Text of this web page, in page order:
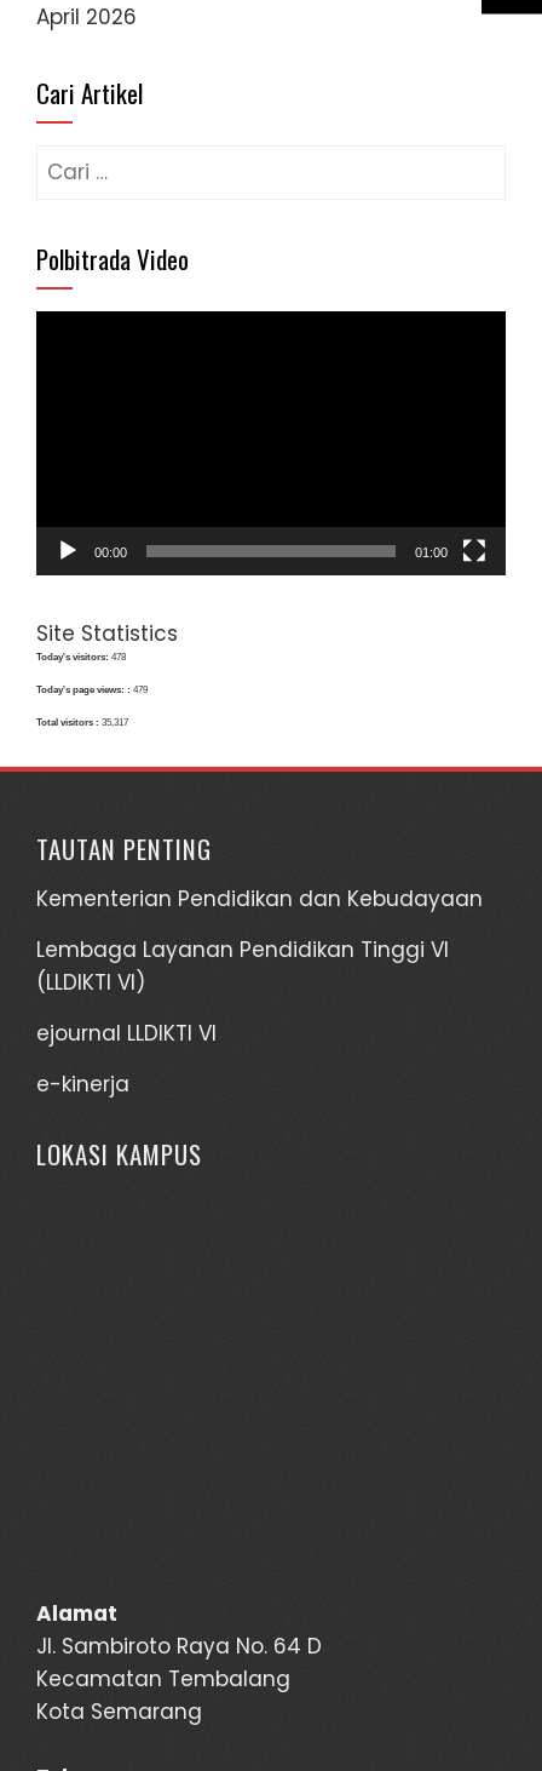
April 2026
Cari Artikel
Cari
Polbitrada Video
00:00 01:00
Site Statistics
Today's visitors: 478
Today's page views: : 479
Total visitors : 35,317
TAUTAN PENTING
Kementerian Pendidikan dan Kebudayaan
Lembaga Layanan Pendidikan Tinggi VI
(LLDIKTI VI)
ejournal LLDIKTI VI
e-kinerja
LOKASI KAMPUS
Alamat
Jl. Sambiroto Raya No. 64 D
Kecamatan Tembalang
Kota Semarang